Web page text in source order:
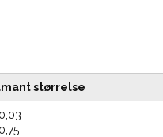
størrelse
0,03
0,75